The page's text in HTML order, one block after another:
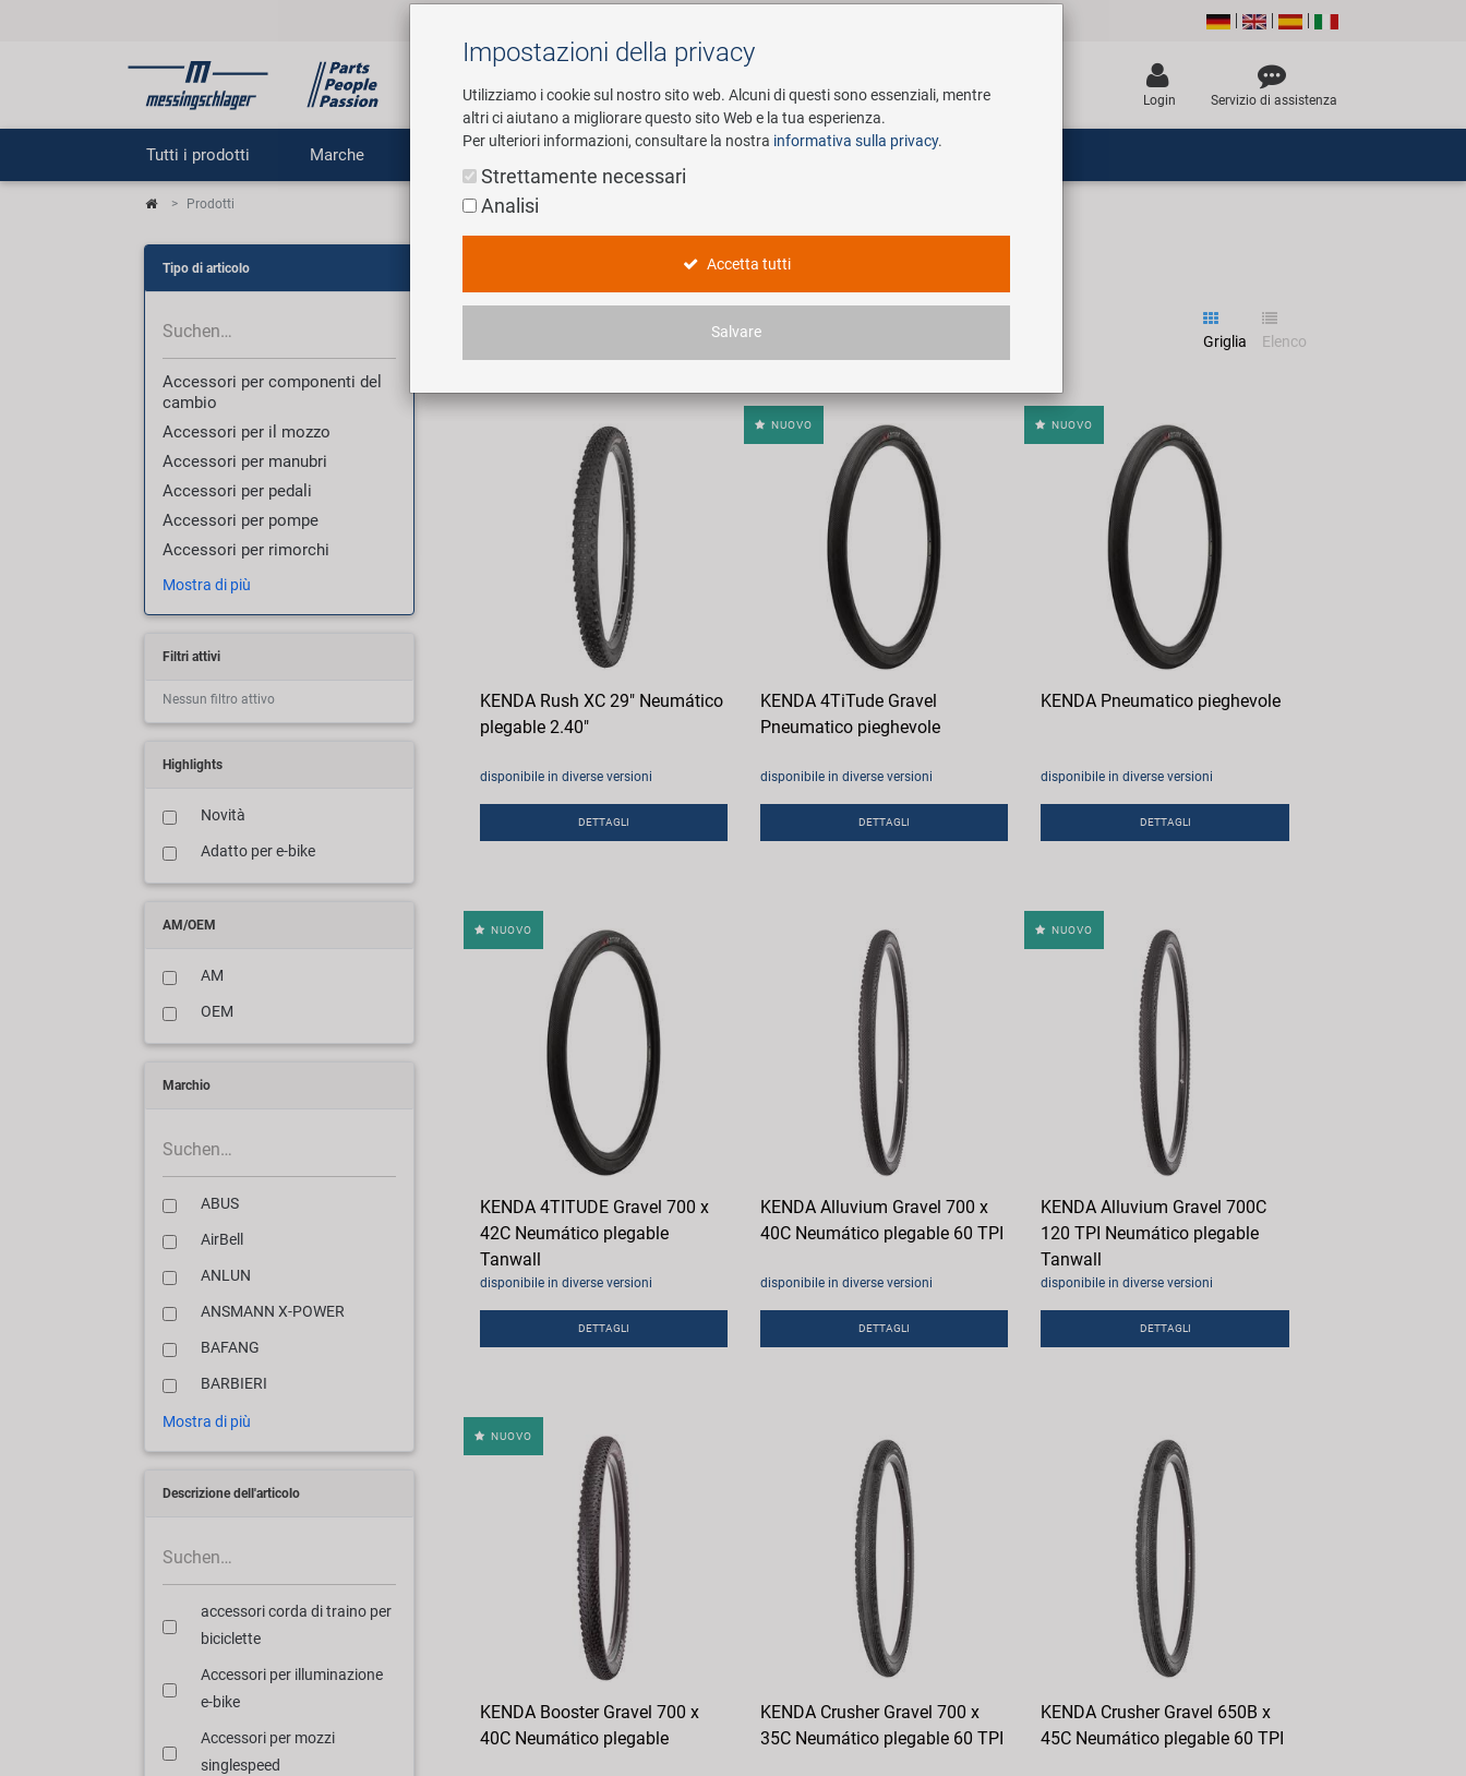
Cerca
Login Servizio di assistenza
Tutti i prodotti Marche E-Mobility
Prodotti
Tipo di articolo
Accessori per componenti del
cambio
Accessori per il mozzo
Accessori per manubri
Accessori per pedali
Accessori per pompe
Accessori per rimorchi
Mostra di più
Filtri attivi
Nessun filtro attivo
Highlights
Novità
Adatto per e-bike
AM/OEM
AM
OEM
Marchio
ABUS
AirBell
ANLUN
ANSMANN X-POWER
BAFANG
BARBIERI
Mostra di più
Descrizione dell'articolo
accessori corda di traino per
biciclette
Accessori per illuminazione
e-bike
Accessori per mozzi
singlespeed
Griglia Elenco
KENDA Rush XC 29" Neumático
plegable 2.40"
disponibile in diverse versioni
DETTAGLI
NUOVO
KENDA 4TiTude Gravel
Pneumatico pieghevole
disponibile in diverse versioni
DETTAGLI
NUOVO
KENDA Pneumatico pieghevole
disponibile in diverse versioni
DETTAGLI
NUOVO
KENDA 4TITUDE Gravel 700 x
42C Neumático plegable
Tanwall
disponibile in diverse versioni
DETTAGLI
KENDA Alluvium Gravel 700 x
40C Neumático plegable 60 TPI
disponibile in diverse versioni
DETTAGLI
NUOVO
KENDA Alluvium Gravel 700C
120 TPI Neumático plegable
Tanwall
disponibile in diverse versioni
DETTAGLI
NUOVO
KENDA Booster Gravel 700 x
40C Neumático plegable
KENDA Crusher Gravel 700 x
35C Neumático plegable 60 TPI
KENDA Crusher Gravel 650B x
45C Neumático plegable 60 TPI
Impostazioni della privacy
Utilizziamo i cookie sul nostro sito web. Alcuni di questi sono essenziali, mentre
altri ci aiutano a migliorare questo sito Web e la tua esperienza.
Per ulteriori informazioni, consultare la nostra informativa sulla privacy.
Strettamente necessari
Analisi
Accetta tutti
Salvare